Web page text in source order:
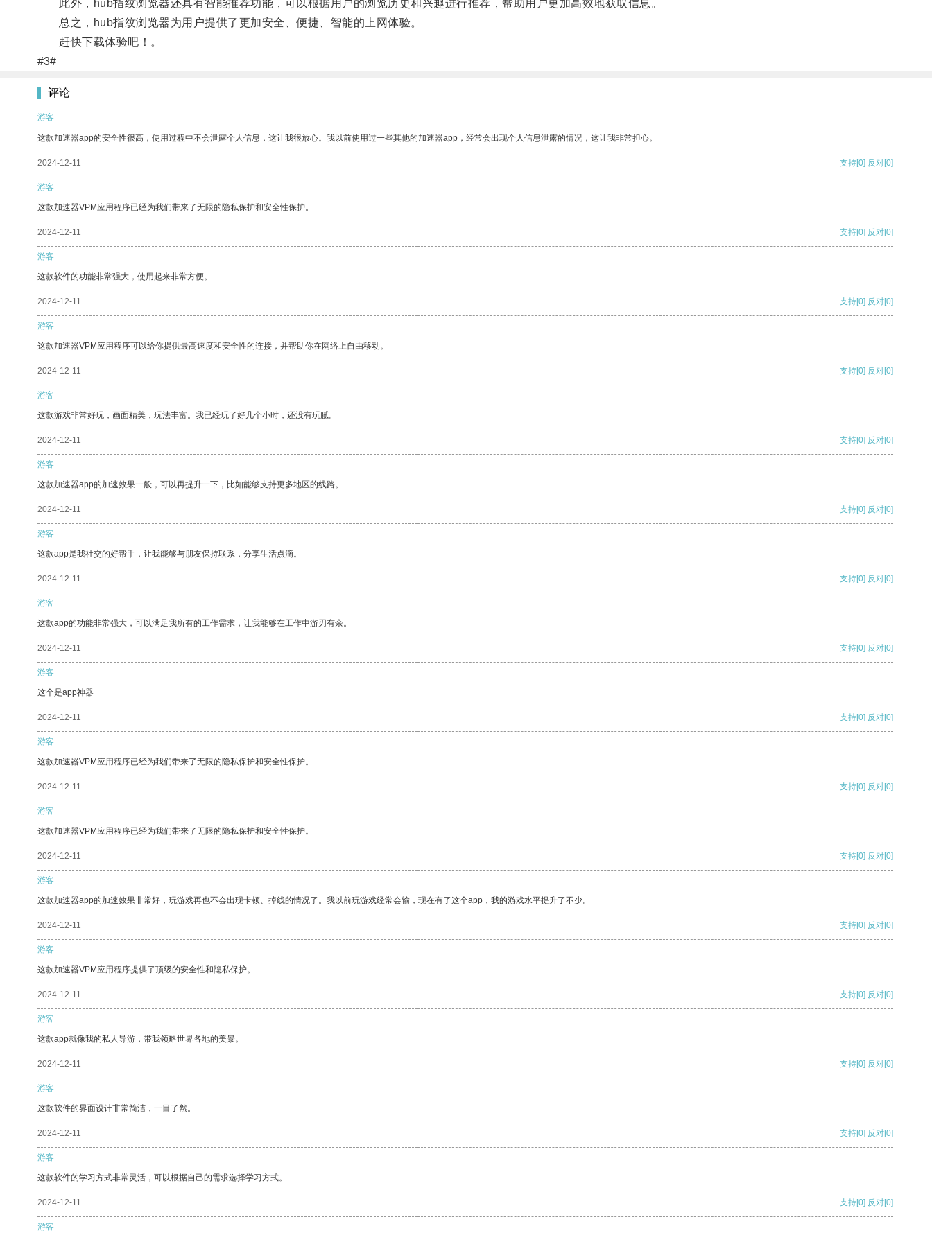
此外，hub指纹浏览器还具有智能推荐功能，可以根据用户的浏览历史和兴趣进行推荐，帮助用户更加高效地获取信息。
总之，hub指纹浏览器为用户提供了更加安全、便捷、智能的上网体验。
赶快下载体验吧！。
#3#
评论
游客
这款加速器app的安全性很高，使用过程中不会泄露个人信息，这让我很放心。我以前使用过一些其他的加速器app，经常会出现个人信息泄露的情况，这让我非常担心。
2024-12-11 支持[0] 反对[0]
游客
这款加速器VPM应用程序已经为我们带来了无限的隐私保护和安全性保护。
2024-12-11 支持[0] 反对[0]
游客
这款软件的功能非常强大，使用起来非常方便。
2024-12-11 支持[0] 反对[0]
游客
这款加速器VPM应用程序可以给你提供最高速度和安全性的连接，并帮助你在网络上自由移动。
2024-12-11 支持[0] 反对[0]
游客
这款游戏非常好玩，画面精美，玩法丰富。我已经玩了好几个小时，还没有玩腻。
2024-12-11 支持[0] 反对[0]
游客
这款加速器app的加速效果一般，可以再提升一下，比如能够支持更多地区的线路。
2024-12-11 支持[0] 反对[0]
游客
这款app是我社交的好帮手，让我能够与朋友保持联系，分享生活点滴。
2024-12-11 支持[0] 反对[0]
游客
这款app的功能非常强大，可以满足我所有的工作需求，让我能够在工作中游刃有余。
2024-12-11 支持[0] 反对[0]
游客
这个是app神器
2024-12-11 支持[0] 反对[0]
游客
这款加速器VPM应用程序已经为我们带来了无限的隐私保护和安全性保护。
2024-12-11 支持[0] 反对[0]
游客
这款加速器VPM应用程序已经为我们带来了无限的隐私保护和安全性保护。
2024-12-11 支持[0] 反对[0]
游客
这款加速器app的加速效果非常好，玩游戏再也不会出现卡顿、掉线的情况了。我以前玩游戏经常会输，现在有了这个app，我的游戏水平提升了不少。
2024-12-11 支持[0] 反对[0]
游客
这款加速器VPM应用程序提供了顶级的安全性和隐私保护。
2024-12-11 支持[0] 反对[0]
游客
这款app就像我的私人导游，带我领略世界各地的美景。
2024-12-11 支持[0] 反对[0]
游客
这款软件的界面设计非常简洁，一目了然。
2024-12-11 支持[0] 反对[0]
游客
这款软件的学习方式非常灵活，可以根据自己的需求选择学习方式。
2024-12-11 支持[0] 反对[0]
游客